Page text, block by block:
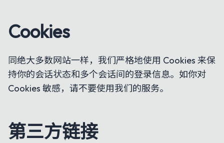
Cookies
同绝大多数网站一样，我们严格地使用 Cookies 来保
持你的会话状态和多个会话间的登录信息。如你对
Cookies 敏感，请不要使用我们的服务。
第三方链接